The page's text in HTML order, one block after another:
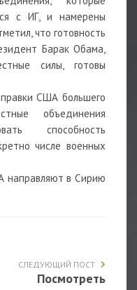
с ИГ, и намерены
что готовность
Барак Обама,
силы, готовы
США большего
объединения
способность
числе военных
направляют в Сирию
СЛЕДУЮЩИЙ ПОСТ
Посмотреть